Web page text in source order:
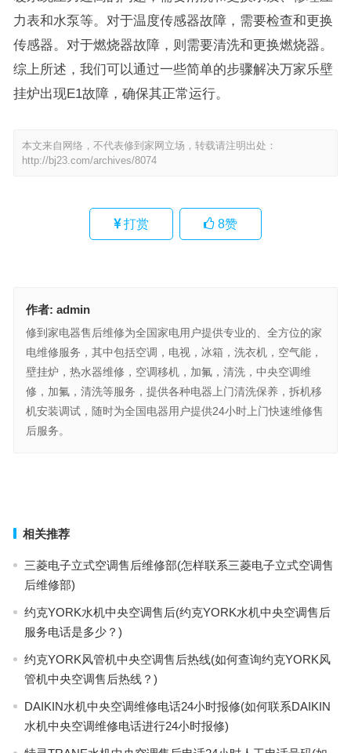
力表和水泵等。对于温度传感器故障，需要检查和更换
传感器。对于燃烧器故障，则需要清洗和更换燃烧器。
综上所述，我们可以通过一些简单的步骤解决万家乐壁
挂炉出现E1故障，确保其正常运行。
本文来自网络，不代表修到家网立场，转载请注明出处：
http://bj23.com/archives/8074
打赏 8赞
作者: admin
修到家电器售后维修为全国家电用户提供专业的、全方位的家
电维修服务，其中包括空调，电视，冰箱，洗衣机，空气能，
壁挂炉，热水器维修，空调移机，加氟，清洗，中央空调维
修，加氟，清洗等服务，提供各种电器上门清洗保养，拆机移
机安装调试，随时为全国电器用户提供24小时上门快速维修售
后服务。
相关推荐
三菱电子立式空调售后维修部(怎样联系三菱电子立式空调售
后维修部)
约克YORK水机中央空调售后(约克YORK水机中央空调售后
服务电话是多少？)
约克YORK风管机中央空调售后热线(如何查询约克YORK风
管机中央空调售后热线？)
DAIKIN水机中央空调维修电话24小时报修(如何联系DAIKIN
水机中央空调维修电话进行24小时报修)